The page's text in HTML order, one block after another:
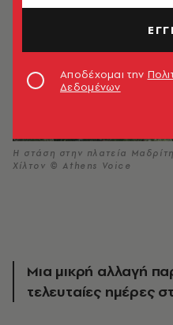
Η στάση στην πλατεία
Χίλτον © Athens Voice
Μια μικρή αλλαγή
τελευταίες ημέρες
Αποδέχομαι την
Δεδομένων